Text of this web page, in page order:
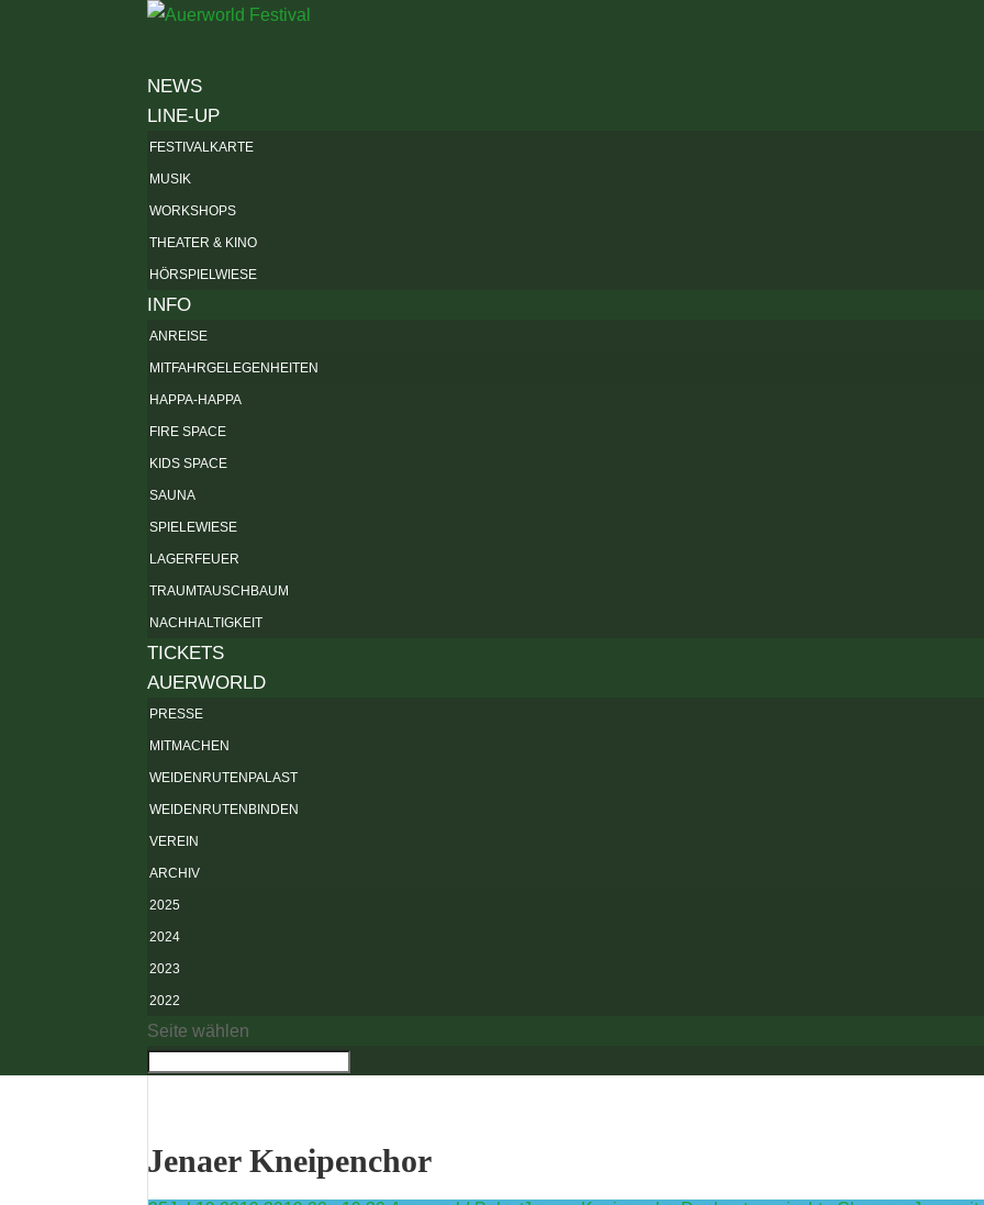
NEWS
LINE-UP
FESTIVALKARTE
MUSIK
WORKSHOPS
THEATER & KINO
HÖRSPIELWIESE
INFO
ANREISE
MITFAHRGELEGENHEITEN
HAPPA-HAPPA
FIRE SPACE
KIDS SPACE
SAUNA
SPIELEWIESE
LAGERFEUER
TRAUMTAUSCHBAUM
NACHHALTIGKEIT
TICKETS
AUERWORLD
PRESSE
MITMACHEN
WEIDENRUTENPALAST
WEIDENRUTENBINDEN
VEREIN
ARCHIV
2025
2024
2023
2022
Seite wählen
Jenaer Kneipenchor